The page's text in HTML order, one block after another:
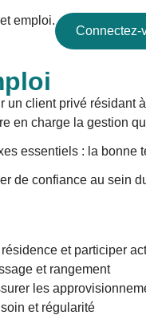
emploi.
Connectez-
un client privé résidant à
en charge la gestion
essentiels : la
de confiance au sein
et participer
et rangement
les
et régularité